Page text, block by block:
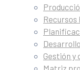
Recursos
Gestión y
Matriz